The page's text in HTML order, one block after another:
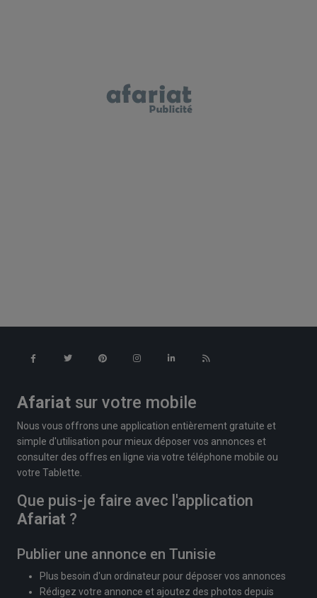
Afariat sur votre mobile
Nous vous offrons une application entièrement gratuite et
simple d'utilisation pour mieux déposer vos annonces et
consulter des offres en ligne via votre téléphone mobile ou
votre Tablette.
Que puis-je faire avec l'application
Afariat ?
Publier une annonce en Tunisie
Plus besoin d'un ordinateur pour déposer vos annonces
Rédigez votre annonce et ajoutez des photos depuis